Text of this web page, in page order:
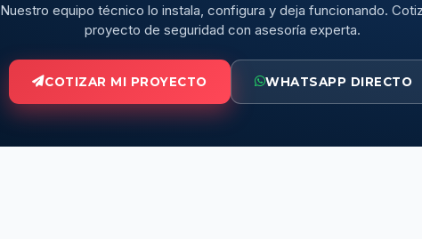
Nuestro equipo técnico lo instala, configura y deja funcionando.
proyecto de seguridad con asesoría experta.
COTIZAR MI PROYECTO WHATSAPP DIRECTO